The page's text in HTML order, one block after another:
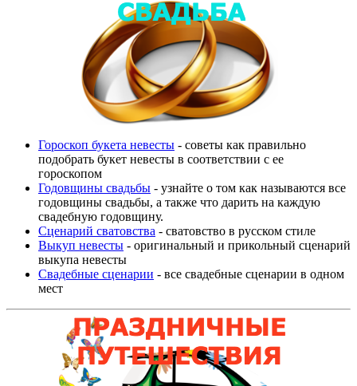
Гороскоп букета невесты - советы как правильно
подобрать букет невесты в соответствии с ее
гороскопом
Годовщины свадьбы - узнайте о том как называются все
годовщины свадьбы, а также что дарить на каждую
свадебную годовщину.
Сценарий сватовства - сватовство в русском стиле
Выкуп невесты - оригинальный и прикольный сценарий
выкупа невесты
Свадебные сценарии - все свадебные сценарии в одном
мест